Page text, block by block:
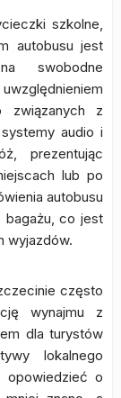
szkolne,
autobusu jest
swobodne
związanych z
audio i
prezentując
lub po
autobusu
bagażu, co jest
wyjazdów.
często
wynajmu z
dla turystów
lokalnego
opowiedzieć o